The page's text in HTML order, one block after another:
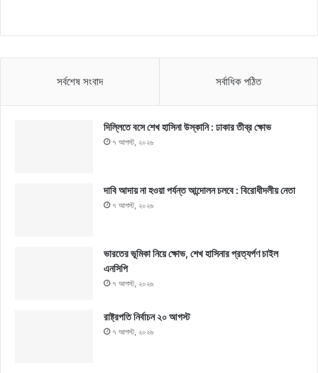
সর্বশেষ সংবাদ সর্বাধিক পঠিত
দিল্লিতে বসে শেখ হাসিনা উস্কানি : ঢাকার তীব্র ক্ষোভ
৭ আগস্ট, ২০২৬
দাবি আদায় না হওয়া পর্যন্ত আন্দোলন চলবে : বিরোধীদলীয় নেতা
৭ আগস্ট, ২০২৬
ভারতের ভূমিকা নিয়ে ক্ষোভ, শেখ হাসিনার প্রত্যর্পণ চাইল
এনসিপি
৭ আগস্ট, ২০২৬
রাষ্ট্রপতি নির্বাচন ২০ আগস্ট
৭ আগস্ট, ২০২৬